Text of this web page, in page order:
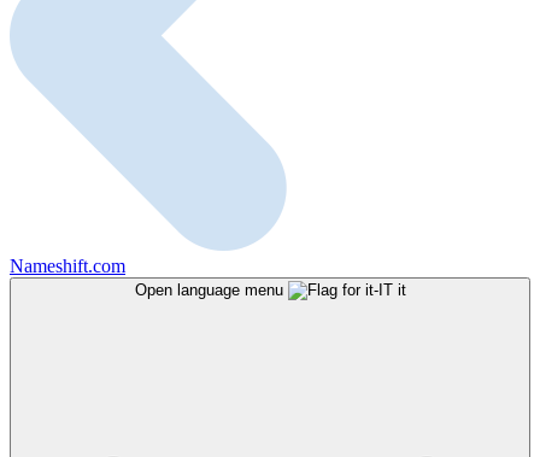
Nameshift.com
Open language menu it